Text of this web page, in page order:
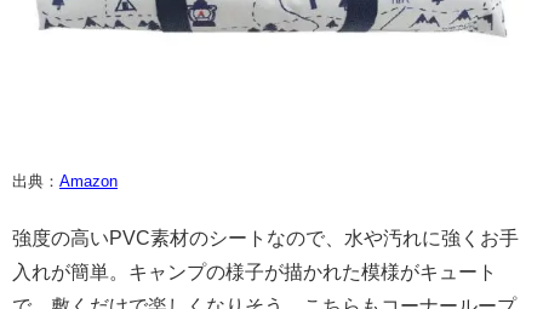
出典： Amazon
強度の高いPVC素材のシートなので、水や汚れに強くお手
入れが簡単。キャンプの様子が描かれた模様がキュート